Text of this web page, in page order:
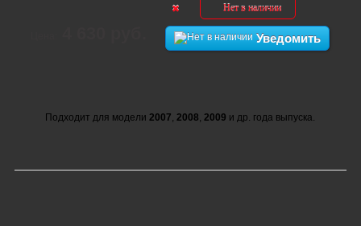
Нет в наличии
Уведомить
Подходит для модели 2007, 2008, 2009 и др. года выпуска.